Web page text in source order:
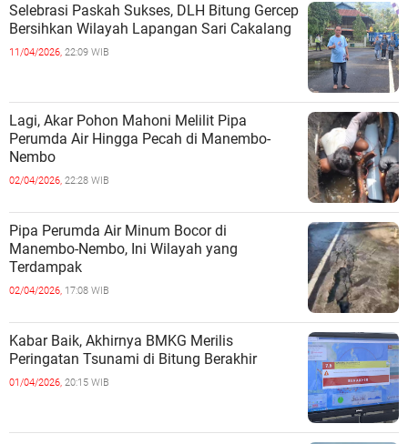
Selebrasi Paskah Sukses, DLH Bitung Gercep
Bersihkan Wilayah Lapangan Sari Cakalang
11/04/2026, 22:09 WIB
Lagi, Akar Pohon Mahoni Melilit Pipa
Perumda Air Hingga Pecah di Manembo-
Nembo
02/04/2026, 22:28 WIB
Pipa Perumda Air Minum Bocor di
Manembo-Nembo, Ini Wilayah yang
Terdampak
02/04/2026, 17:08 WIB
Kabar Baik, Akhirnya BMKG Merilis
Peringatan Tsunami di Bitung Berakhir
01/04/2026, 20:15 WIB